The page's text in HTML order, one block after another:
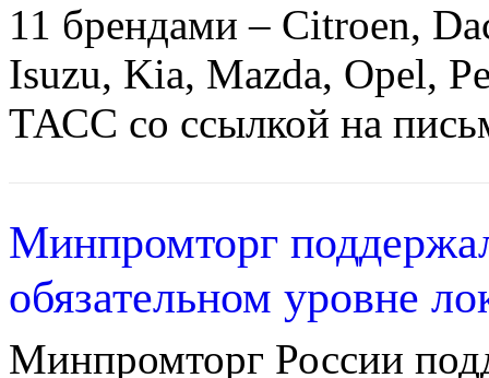
11 брендами – Citroen,
Isuzu, Kia, Mazda, Opel,
ТАСС со ссылкой на
Минпромторг
обязательном уровне
Минпромторг России